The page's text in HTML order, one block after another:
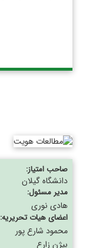
صاحب امتیاز:
دانشگاه گیلان
مدیر مسئول:
هادی نوری
اعضای هیات تحریریه:
محمود شارع پور
بیژن زارع